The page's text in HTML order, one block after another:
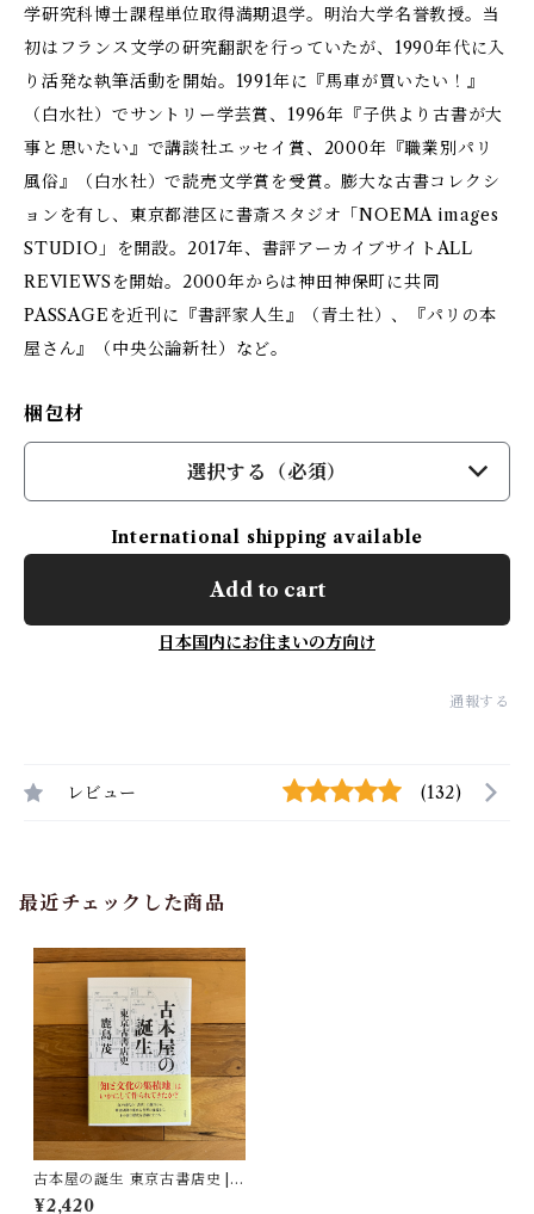
学研究科博士課程単位取得満期退学。明治大学名誉教授。当
初はフランス文学の研究翻訳を行っていたが、1990年代に入
り活発な執筆活動を開始。1991年に『馬車が買いたい！』
（白水社）でサントリー学芸賞、1996年『子供より古書が大
事と思いたい』で講談社エッセイ賞、2000年『職業別パリ
風俗』（白水社）で読売文学賞を受賞。膨大な古書コレクシ
ョンを有し、東京都港区に書斎スタジオ「NOEMA images
STUDIO」を開設。2017年、書評アーカイブサイトALL
REVIEWSを開始。2000年からは神田神保町に共同
PASSAGEを近刊に『書評家人生』（青土社）、『パリの本
屋さん』（中央公論新社）など。
梱包材
選択する（必須）
International shipping available
Add to cart
日本国内にお住まいの方向け
通報する
レビュー (132)
最近チェックした商品
古本屋の誕生 東京古書店史 |
鹿島 茂
¥2,420